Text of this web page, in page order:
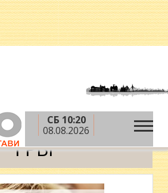
СБ 10:20
08.08.2026
ГРВІ